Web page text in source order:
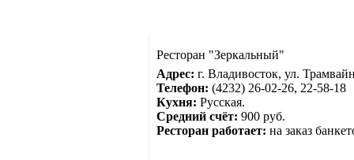
Ресторан "Зеркальный"
Адрес: г. Владивосток, ул.
Телефон: (4232) 26-02-26, 22-58-18
Кухня: Русская.
Средний счёт: 900 руб.
Ресторан работает: на заказ